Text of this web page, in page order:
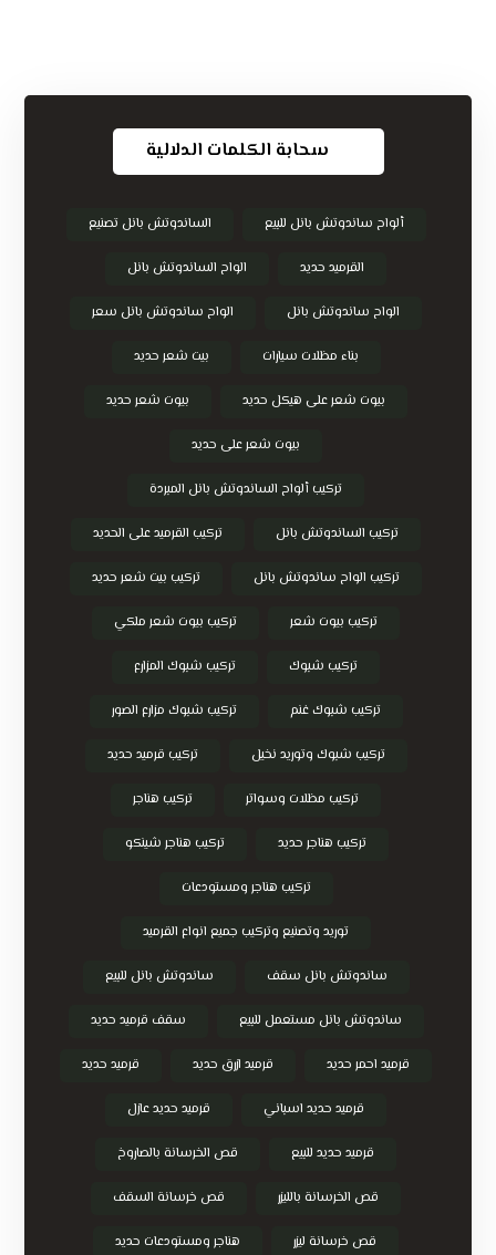
سحابة الكلمات الدلالية
ألواح ساندوتش بانل للبيع الساندوتش بانل تصنيع
القرميد حديد الواح الساندوتش بانل
الواح ساندوتش بانل الواح ساندوتش بانل سعر
بناء مظلات سيارات بيت شعر حديد
بيوت شعر على هيكل حديد بيوت شعر حديد
بيوت شعر على حديد
تركيب ألواح الساندوتش بانل المبردة
تركيب الساندوتش بانل تركيب القرميد على الحديد
تركيب الواح ساندوتش بانل تركيب بيت شعر حديد
تركيب بيوت شعر تركيب بيوت شعر ملكي
تركيب شبوك تركيب شبوك المزارع
تركيب شبوك غنم تركيب شبوك مزارع الصور
تركيب شبوك وتوريد نخيل تركيب قرميد حديد
تركيب مظلات وسواتر تركيب هناجر
تركيب هناجر حديد تركيب هناجر شينكو
تركيب هناجر ومستودعات
توريد وتصنيع وتركيب جميع انواع القرميد
ساندوتش بانل سقف ساندوتش بانل للبيع
ساندوتش بانل مستعمل للبيع سقف قرميد حديد
قرميد احمر حديد قرميد ازرق حديد قرميد حديد
قرميد حديد اسباني قرميد حديد عازل
قرميد حديد للبيع قص الخرسانة بالصاروخ
قص الخرسانة بالليزر قص خرسانة السقف
قص خرسانة ليزر هناجر ومستودعات حديد